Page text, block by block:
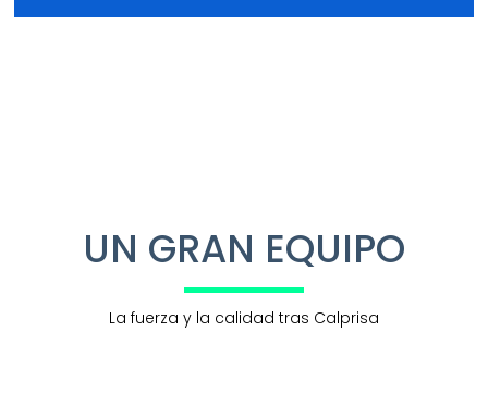
UN GRAN EQUIPO
La fuerza y la calidad tras Calprisa